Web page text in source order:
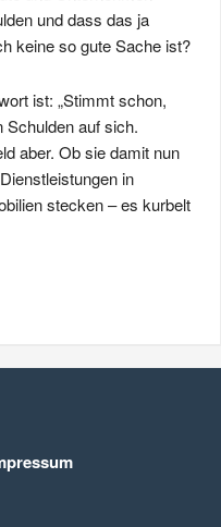
und dass das ja
keine so gute Sache ist?
ist: „Stimmt schon,
auf sich.
aber. Ob sie damit nun
in
stecken – es kurbelt